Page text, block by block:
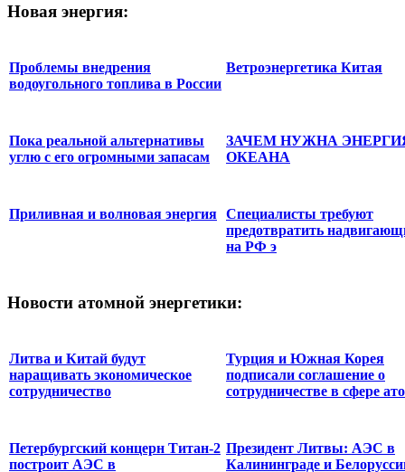
Новая энергия:
Проблемы внедрения
водоугольного топлива в России
Ветроэнергетика Китая
Пока реальной альтернативы
углю с его огромными запасам
ЗАЧЕМ НУЖНА
ОКЕАНА
Приливная и волновая энергия Специалисты требуют
предотвратить
на РФ э
Новости атомной энергетики:
Литва и Китай будут
наращивать экономическое
сотрудничество
Турция и Южная Корея
подписали соглашение о
сотрудничестве в сфере ато
Петербургский концерн Титан-2
построит АЭС в
Президент Литвы: АЭС в
Калининграде и